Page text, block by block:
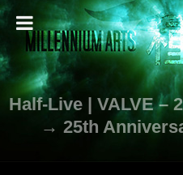
Half-Live | VALVE –
→ 25th